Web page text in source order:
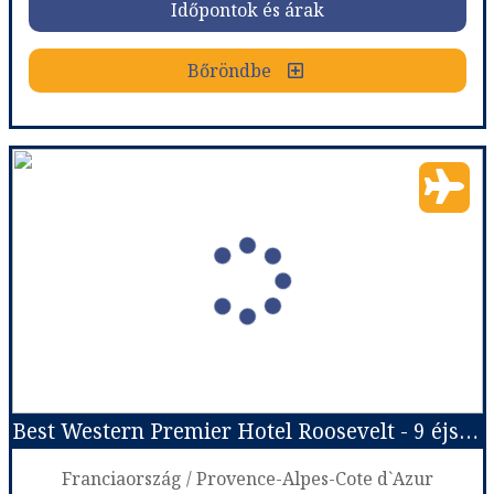
Bőröndbe
Időpontok és árak
Bőröndbe
Best Western Premier Hotel Roosevelt - 7 éjszakás
Franciaország
Város:Nice
Utazás módja: Repülővel
leírás szerint
Szálláskategória:Hotel ****
DOUBLE CLASSIC - Classic room 1 double bed
Időpont: 2026-08-14 | 7 éj Best Western Premier Hotel Roosevelt - 9 éjszakás
Franciaország / Provence-Alpes-Cote d`Azur